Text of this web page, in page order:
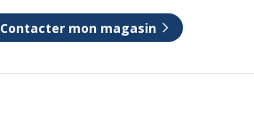
Contacter mon magasin